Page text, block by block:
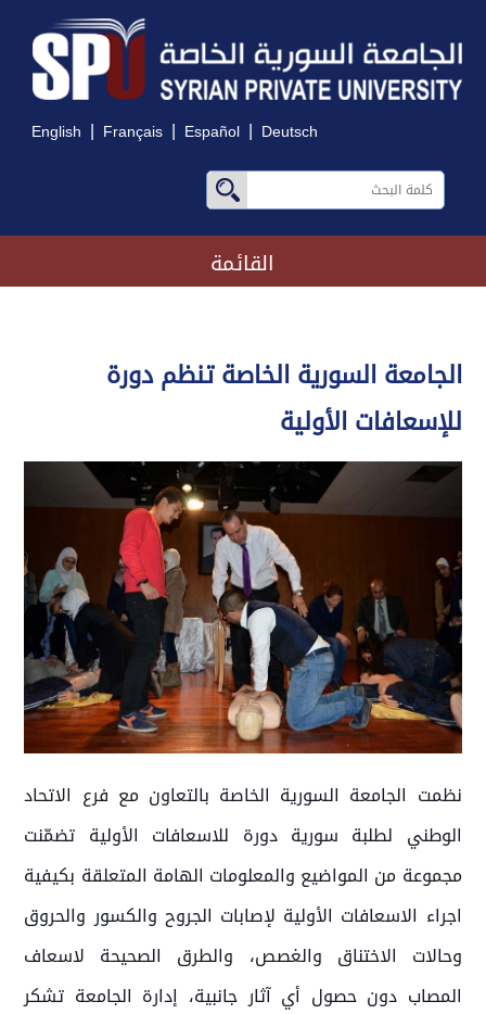
English | Français | Español | Deutsch
القائمة
الجامعة السورية الخاصة تنظم دورة
للإسعافات الأولية
نظمت الجامعة السورية الخاصة بالتعاون مع فرع الاتحاد
الوطني لطلبة سورية دورة للاسعافات الأولية تضمّنت
مجموعة من المواضيع والمعلومات الهامة المتعلقة بكيفية
اجراء الاسعافات الأولية لإصابات الجروح والكسور والحروق
وحالات الاختناق والغصص، والطرق الصحيحة لاسعاف
المصاب دون حصول أي آثار جانبية، إدارة الجامعة تشكر